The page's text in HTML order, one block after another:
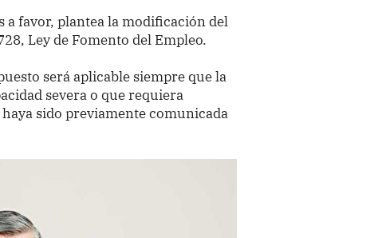
a favor, plantea la modificación del
Ley de Fomento del Empleo.
será aplicable siempre que la
severa o que requiera
sido previamente comunicada